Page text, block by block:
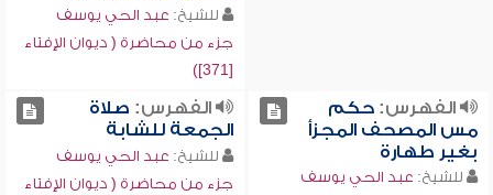
للشيخ: عبد الحي يوسف
جزء من محاضرة ( ديوان الإفتاء
[371])
الفهرس:حكم
مس المصحف المجزأ
بغير طهارة
للشيخ: عبد الحي يوسف
الفهرس: صلاة
الجمعة للشابة
للشيخ: عبد الحي يوسف
جزء من محاضرة ( ديوان الإفتاء